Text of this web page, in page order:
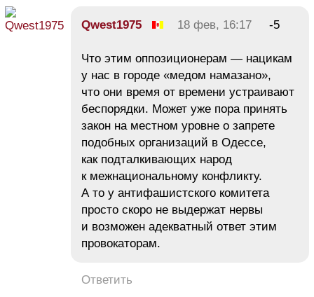
Qwest1975 18 фев, 16:17 -5
Что этим оппозиционерам — нацикам
у нас в городе «медом намазано»,
что они время от времени устраивают
беспорядки. Может уже пора принять
закон на местном уровне о запрете
подобных организаций в Одессе,
как подталкивающих народ
к межнациональному конфликту.
А то у антифашистского комитета
просто скоро не выдержат нервы
и возможен адекватный ответ этим
провокаторам.
Ответить